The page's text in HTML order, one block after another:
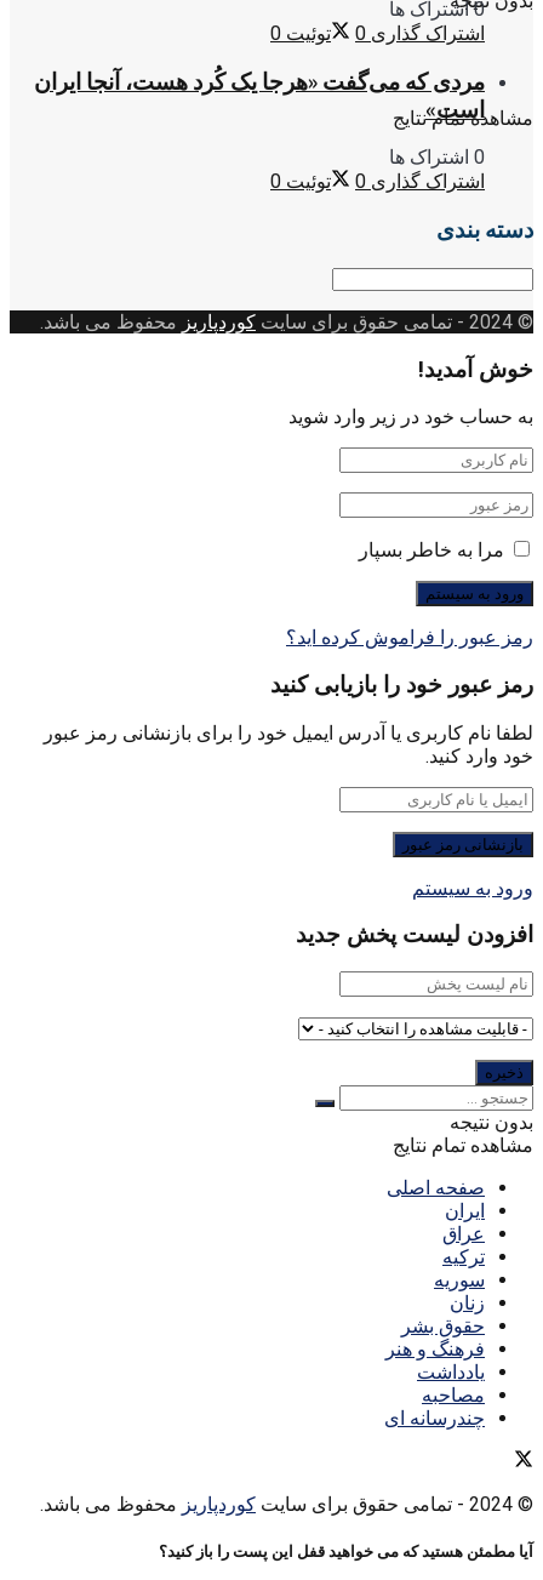
مشاهده تمام نتایج
0 اشتراک ها
اشتراک گذاری 0 توئیت 0
مردی که می‌گفت «هرجا یک کُرد هست، آنجا ایران
است»
0 اشتراک ها
اشتراک گذاری 0 توئیت 0
دسته بندی
دسته
© 2024
- تمامی حقوق برای سایت کوردپاریز محفوظ می باشد.
خوش آمدید!
به حساب خود در زیر وارد شوید
مرا به خاطر بسپار
رمز عبور را فراموش کرده اید؟
رمز عبور خود را بازیابی کنید
لطفا نام کاربری یا آدرس ایمیل خود را برای بازنشانی رمز عبور
خود وارد کنید.
ورود به سیستم
افزودن لیست پخش جدید
بدون نتیجه
مشاهده تمام نتایج
صفحه اصلی
ایران
عراق
ترکیه
سوریه
زنان
حقوق بشر
فرهنگ و هنر
یادداشت
مصاحبه
چندرسانه ای
© 2024 - تمامی حقوق برای سایت کوردپاریز محفوظ می باشد.
آیا مطمئن هستید که می خواهید قفل این پست را باز کنید؟